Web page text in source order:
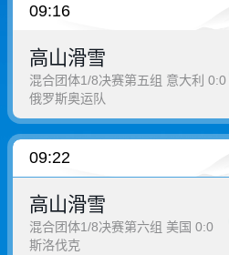
09:16
高山滑雪
混合团体1/8决赛第五组 意大利 0:0
俄罗斯奥运队
09:22
高山滑雪
混合团体1/8决赛第六组 美国 0:0
斯洛伐克